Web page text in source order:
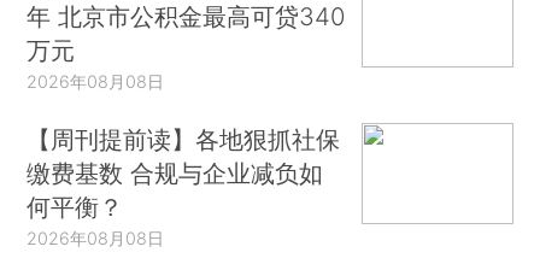
年 北京市公积金最高可贷340
万元
2026年08月08日
【周刊提前读】各地狠抓社保
缴费基数 合规与企业减负如
何平衡？
2026年08月08日